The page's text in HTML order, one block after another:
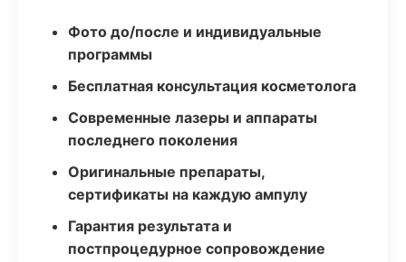
Фото до/после и индивидуальные
программы
Бесплатная консультация косметолога
Современные лазеры и аппараты
последнего поколения
Оригинальные препараты,
сертификаты на каждую ампулу
Гарантия результата и
постпроцедурное сопровождение